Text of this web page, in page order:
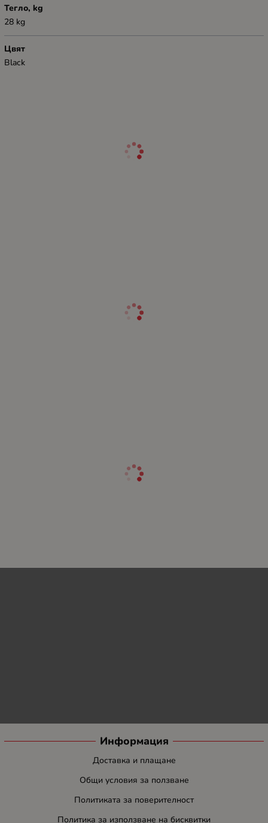
Тегло, kg
28 kg
Цвят
Black
Информация
Доставка и плащане
Общи условия за ползване
Политиката за поверителност
Политика за използване на бисквитки